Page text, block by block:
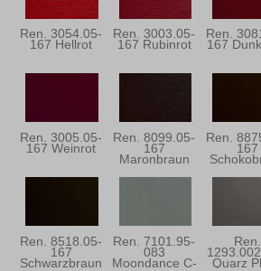
Ren. 3054.05-
167 Hellrot
Ren. 3003.05-
167 Rubinrot
Ren.
167
Ren. 3005.05-
167 Weinrot
Ren. 8099.05-
167
Maronbraun
Ren.
167
Ren. 8518.05-
167
Schwarzbraun
Ren. 7101.95-
083
Moondance C-
Ren.
Quarz